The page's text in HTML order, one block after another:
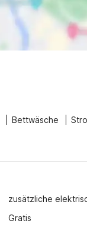
Bettwäsche
zusätzliche
Gratis